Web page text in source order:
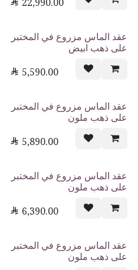
عقد الماس مزروع في المختبر
على ذهب ابيض
 5,590.00
عقد الماس مزروع في المختبر
على ذهب ملون
 5,890.00
عقد الماس مزروع في المختبر
على ذهب ملون
 6,390.00
عقد الماس مزروع في المختبر
على ذهب ملون